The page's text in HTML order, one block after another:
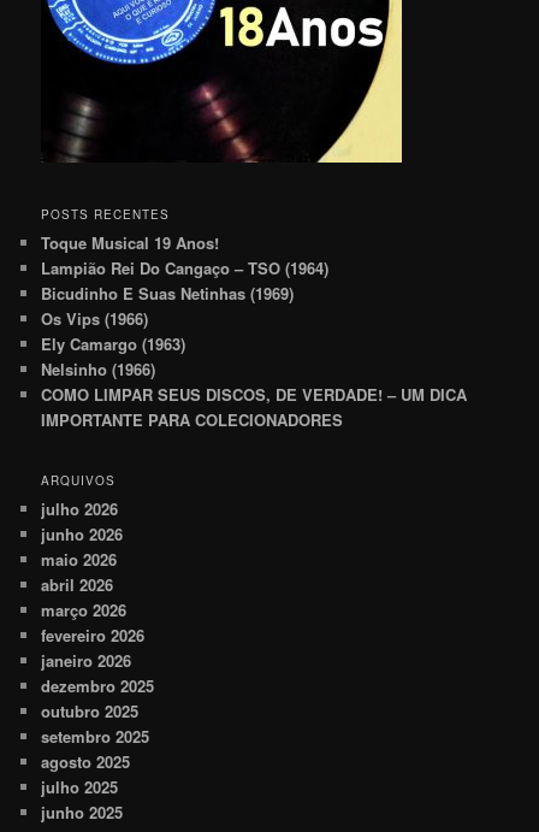
POSTS RECENTES
Toque Musical 19 Anos!
Lampião Rei Do Cangaço – TSO (1964)
Bicudinho E Suas Netinhas (1969)
Os Vips (1966)
Ely Camargo (1963)
Nelsinho (1966)
COMO LIMPAR SEUS DISCOS, DE VERDADE! – UM DICA
IMPORTANTE PARA COLECIONADORES
ARQUIVOS
julho 2026
junho 2026
maio 2026
abril 2026
março 2026
fevereiro 2026
janeiro 2026
dezembro 2025
outubro 2025
setembro 2025
agosto 2025
julho 2025
junho 2025